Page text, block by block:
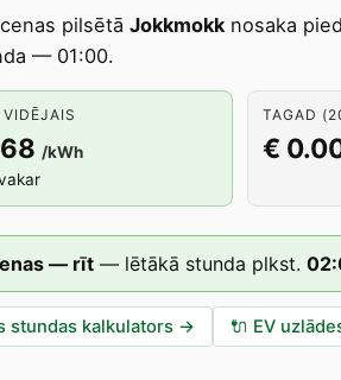
pilsētā Jokkmokknosaka
— 01:00.
/kWh
TAGAD
€
— rīt — lētākā stunda plkst. 02
stundas kalkulators → 🔌 EV